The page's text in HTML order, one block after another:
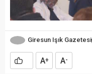
Giresun Işık Gazetesi
A+ A-